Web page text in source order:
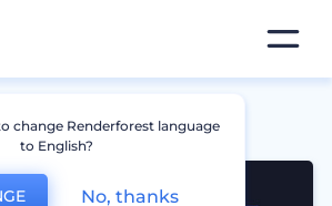
change Renderforest language
to English?
No, thanks